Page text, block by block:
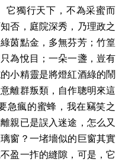
它獨行天下，不為采蜜而
否，庭院深秀，乃理政之
茵點金，多無芬芳；竹篁
為悅目；一朵一盞，豈有
小精靈是將燈紅酒綠的鬧
離群叛類，自作聰明來這
急瘋的蜜蜂，我在竊笑之
親已是誤入迷途，怎么又
窗？一堵墻似的巨窗其實
盈一拃的縫隙，可是，它